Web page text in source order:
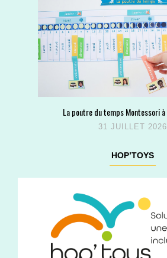
La poutre du temps Montessori
31 JUILLET 2026
HOP’TOYS